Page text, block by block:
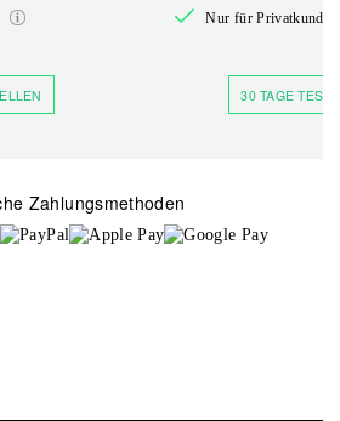
Nur für Privatkunden
30 TAGE
Zahlungsmethoden